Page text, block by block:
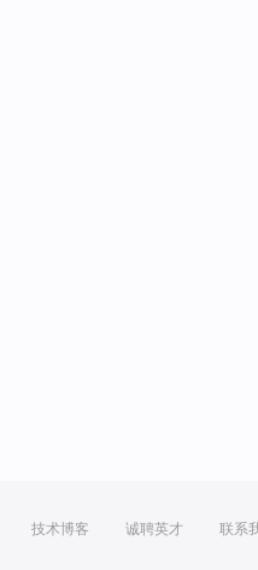
技术博客 诚聘英才 联系